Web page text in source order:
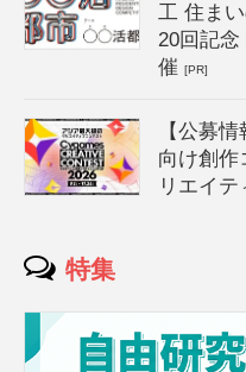
工 住ま
20回記念
催[PR]
【公募
向け創作
リエイ
特集